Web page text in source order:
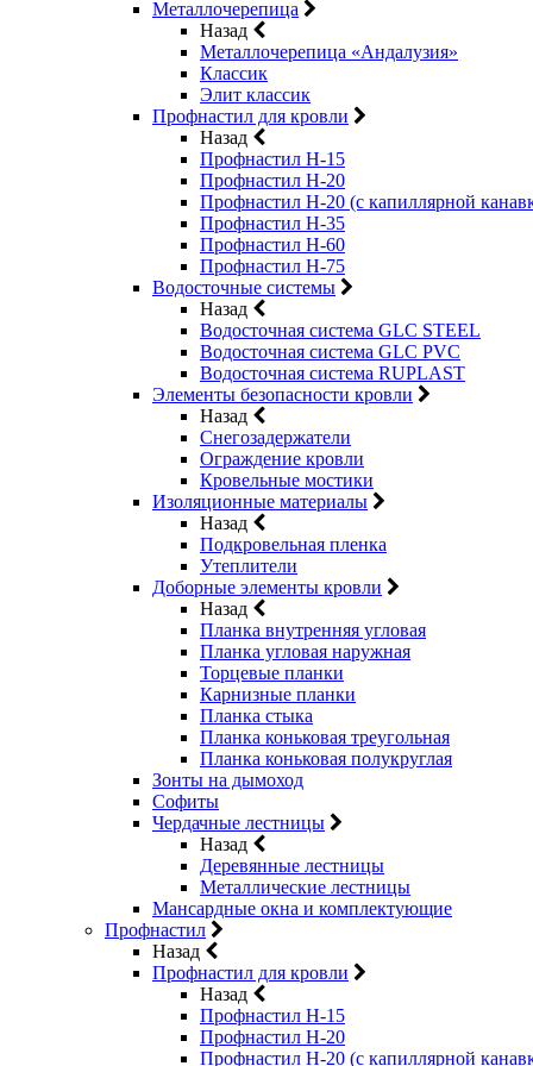
Металлочерепица
Назад
Металлочерепица «Андалузия»
Классик
Элит классик
Профнастил для кровли
Назад
Профнастил Н-15
Профнастил Н-20
Профнастил Н-20 (с капиллярной
Профнастил Н-35
Профнастил Н-60
Профнастил Н-75
Водосточные системы
Назад
Водосточная система GLC STEEL
Водосточная система GLC PVC
Водосточная система RUPLAST
Элементы безопасности кровли
Назад
Снегозадержатели
Ограждение кровли
Кровельные мостики
Изоляционные материалы
Назад
Подкровельная пленка
Утеплители
Доборные элементы кровли
Назад
Планка внутренняя угловая
Планка угловая наружная
Торцевые планки
Карнизные планки
Планка стыка
Планка коньковая треугольная
Планка коньковая полукруглая
Зонты на дымоход
Софиты
Чердачные лестницы
Назад
Деревянные лестницы
Металлические лестницы
Мансардные окна и комплектующие
Профнастил
Назад
Профнастил для кровли
Назад
Профнастил Н-15
Профнастил Н-20
Профнастил Н-20 (с капиллярной